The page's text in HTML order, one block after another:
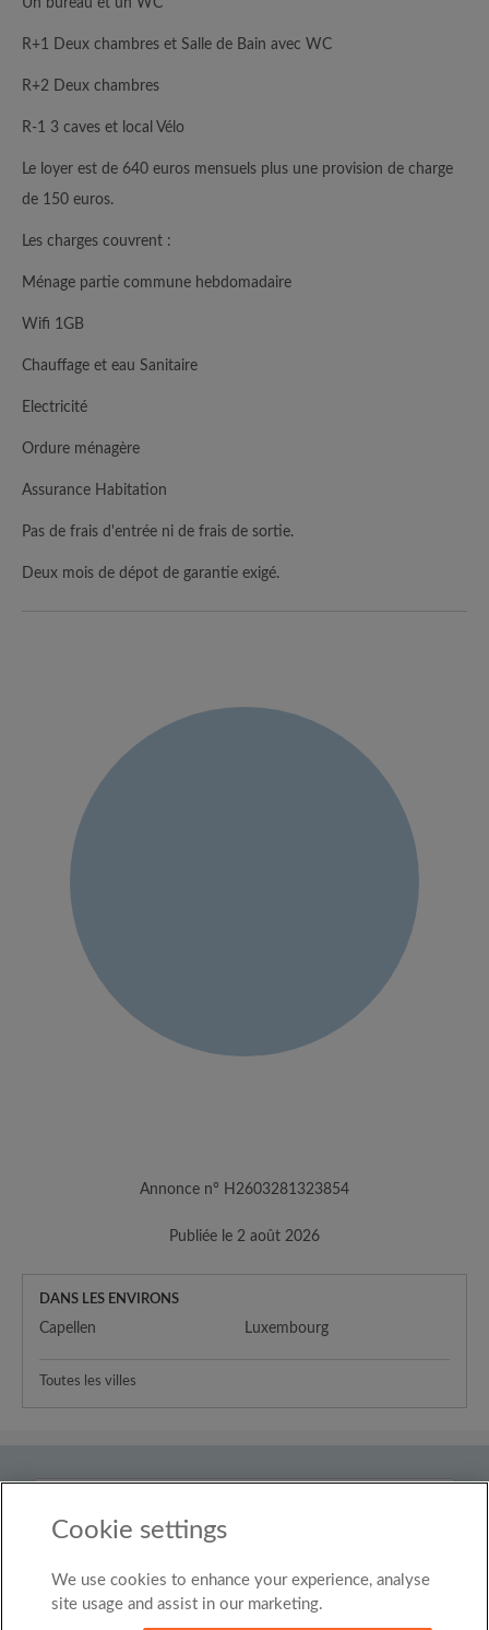
Un bureau et un WC
R+1 Deux chambres et Salle de Bain avec WC
R+2 Deux chambres
R-1 3 caves et local Vélo
Le loyer est de 640 euros mensuels plus une provision de charge
de 150 euros.
Les charges couvrent :
Ménage partie commune hebdomadaire
Wifi 1GB
Chauffage et eau Sanitaire
Electricité
Ordure ménagère
Assurance Habitation
Pas de frais d'entrée ni de frais de sortie.
Deux mois de dépot de garantie exigé.
Annonce n° H2603281323854
Publiée le 2 août 2026
DANS LES ENVIRONS
Capellen Luxembourg
Toutes les villes
Luxembourg
© Roomgo Limited 2025 - 21 Market Place, Stockport,
United Kingdom, SK1 1EU
Cookie settings
We use cookies to enhance your experience, analyse
site usage and assist in our marketing.